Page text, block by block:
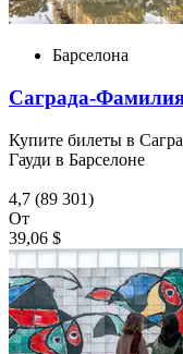
Барселона
Саграда-
Купите билеты в
Гауди в Барселоне
4,7 (89 301)
От
39,06 $